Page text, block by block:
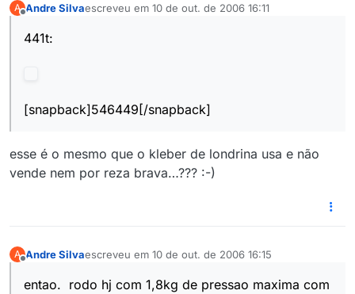
A Andre Silvaescreveu em 10 de out. de 2006 16:11
última edição por
441t:
[snapback]546449[/snapback]
esse é o mesmo que o kleber de londrina usa e não
vende nem por reza brava…??? :-)
A Andre Silvaescreveu em 10 de out. de 2006 16:15
última edição por
entao. rodo hj com 1,8kg de pressao maxima com